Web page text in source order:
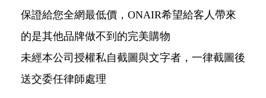
保證給您全網最低價，ONAIR希望給客人帶來
的是其他品牌做不到的完美購物
未經本公司授權私自截圖與文字者，一律截圖後
送交委任律師處理